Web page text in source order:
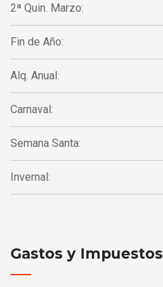
2ª Quin. Marzo:
Fin de Año:
Alq. Anual:
Carnaval:
Semana Santa:
Invernal:
Gastos y Impuestos